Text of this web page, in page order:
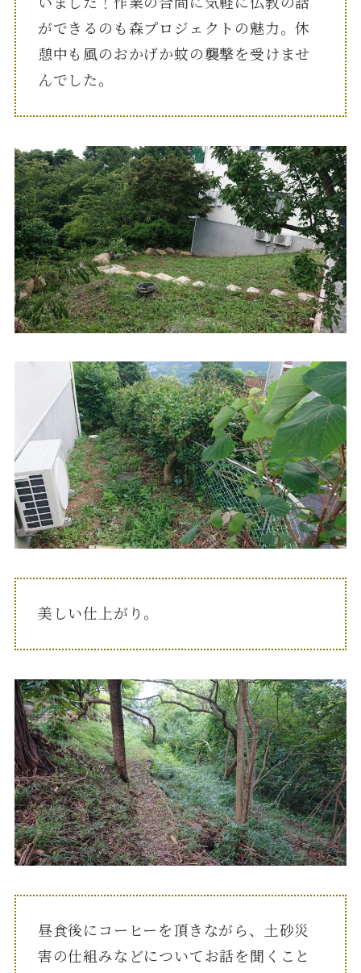
ができるのも森プロジェクトの魅力。休
憩中も風のおかげか蚊の襲撃を受けませ
んでした。
美しい仕上がり。
昼食後にコーヒーを頂きながら、土砂災
害の仕組みなどについてお話を聞くこと